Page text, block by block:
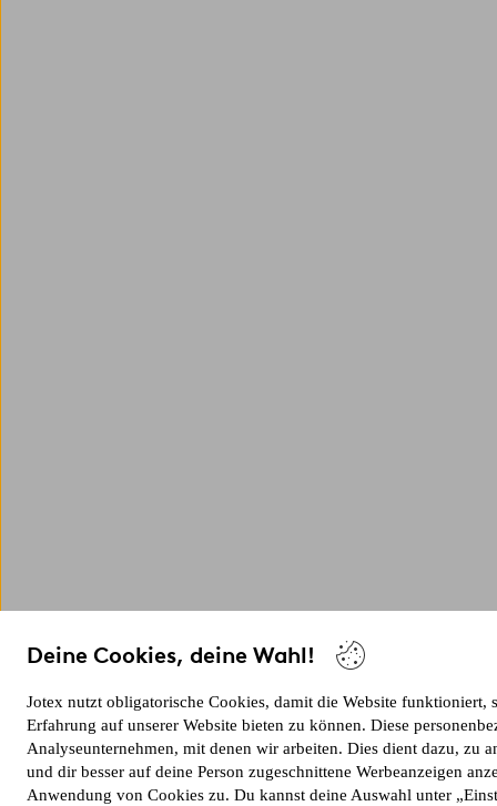
Deine Cookies, deine Wahl!
Jotex nutzt obligatorische Cookies, damit die Website
Erfahrung auf unserer Website bieten zu können. Diese
Analyseunternehmen, mit denen wir arbeiten. Dies dient dazu, zu
und dir besser auf deine Person zugeschnittene Werbeanzeigen
Anwendung von Cookies zu. Du kannst deine Auswahl unter